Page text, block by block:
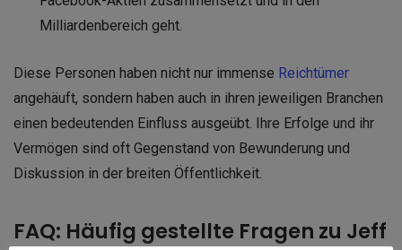
Milliardenbereich geht.
Diese Personen haben nicht nur immense Reichtümer
angehäuft, sondern haben auch in ihren jeweiligen Branchen
einen bedeutenden Einfluss ausgeübt. Ihre Erfolge und ihr
Vermögen sind oft Gegenstand von Bewunderung und
Diskussion in der breiten Öffentlichkeit.
FAQ: Häufig gestellte Fragen zu Jeff